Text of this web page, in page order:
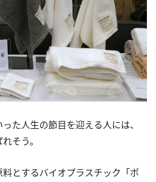
た人生の節目を迎える人には、
そう。
とするバイオプラスチック「ポ